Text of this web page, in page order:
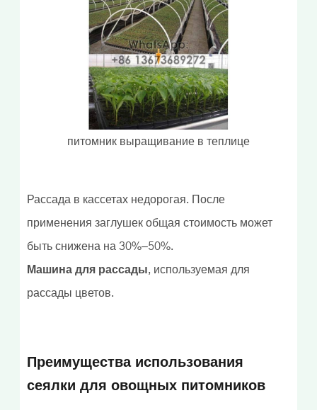
питомник выращивание в теплице
Рассада в кассетах недорогая. После
применения заглушек общая стоимость может
быть снижена на 30%–50%.
Машина для рассады, используемая для
рассады цветов.
Преимущества использования
сеялки для овощных питомников